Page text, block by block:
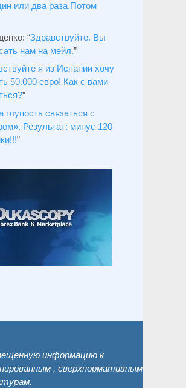
или два раза.Потом
: “Здравствуйте. Вы
нам на мейл.”
я из Испании хочу
50.000 евро! Как с вами
”
глупость связаться с
Результат: минус 120
”
информацию к
, сверхнормативным